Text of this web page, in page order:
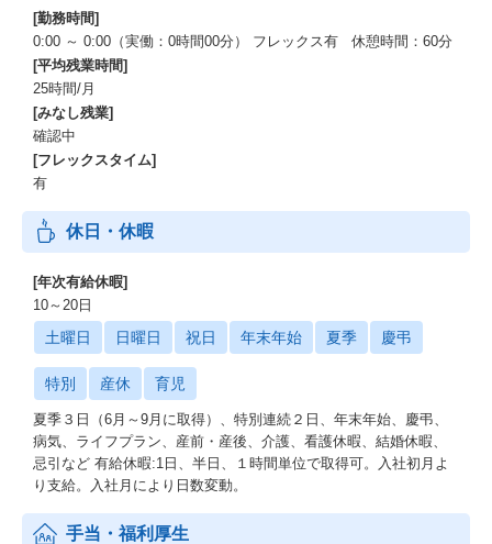
〈資格〉
・応用情報技術者
・ITストラテジスト
・システムアーキテクト
・ITサービスマネージャ
・プロジェクトマネージャ
【教育制度及び資格補助】
応じて必要な研修を受講可能。
資格取得支援、自己啓発支援（TOEIC会社負担等）あり。
[勤務時間]
0:00 ～ 0:00（実働：0時間00分） フレックス有 休憩時間：60分
[平均残業時間]
25時間/月
[みなし残業]
確認中
[フレックスタイム]
有
休日・休暇
[年次有給休暇]
10～20日
土曜日 日曜日 祝日 年末年始 夏季 慶弔
特別 産休 育児
夏季３日（6月～9月に取得）、特別連続２日、年末年始、慶弔、
病気、ライフプラン、産前・産後、介護、看護休暇、結婚休暇、
忌引など 有給休暇:1日、半日、１時間単位で取得可。入社初月よ
り支給。入社月により日数変動。
手当・福利厚生